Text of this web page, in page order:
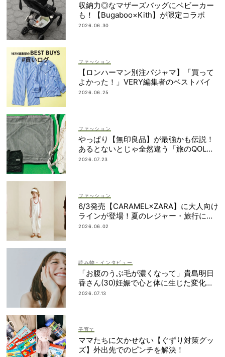
収納力◎なマザーズバッグにベビーカー
も！【Bugaboo×Kith】が限定コラボ
2026.06.30
ファッション
【ロンハーマン別注パジャマ】「買って
よかった！」VERY編集者のベストバイ
2026.06.25
ファッション
やっぱり【無印良品】が最強かも伝説！
あるとないとじゃ全然違う「旅のQOL爆
上げアイテム」
2026.07.23
ファッション
6/3発売【CARAMEL×ZARA】に大人向け
ラインが登場！夏のレジャー・旅行にも
おすすめ
2026.06.02
読み物・インタビュー
「お腹のうぶ毛が濃くなって」貴島明日
香さん(30)妊娠で心と体に生じた変化も
「愛しいです」
2026.07.13
子育て
ママたちに欠かせない【ぐずり対策グッ
ズ】外出先でのピンチを解決！